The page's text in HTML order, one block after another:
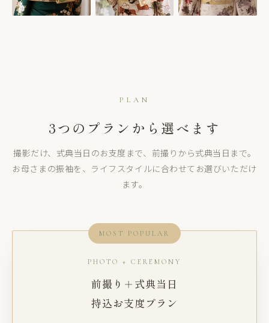
PLAN
3つのプランから選べます
撮影だけ、式典当日のお支度まで、前撮りから式典当日まで。
お母さまの振袖を、ライフスタイルに合わせてお選びいただけ
ます。
MOST POPULAR
PHOTO + CEREMONY
前撮り＋式典当日
持込お支度プラン